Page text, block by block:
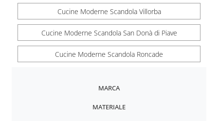
Cucine Moderne Scandola Villorba
Cucine Moderne Scandola San Donà di Piave
Cucine Moderne Scandola Roncade
MARCA
MATERIALE